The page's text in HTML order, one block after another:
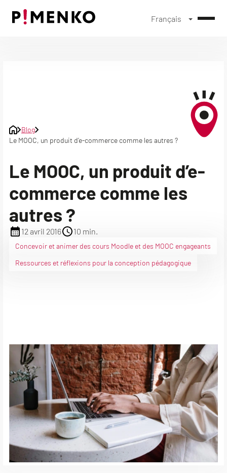
Français
Blog
Le MOOC, un produit d’e-commerce comme les autres ?
Le MOOC, un produit d’e-
commerce comme les
autres ?
12 avril 2016 10 min.
Concevoir et animer des cours Moodle et des MOOC engageants
Ressources et réflexions pour la conception pédagogique